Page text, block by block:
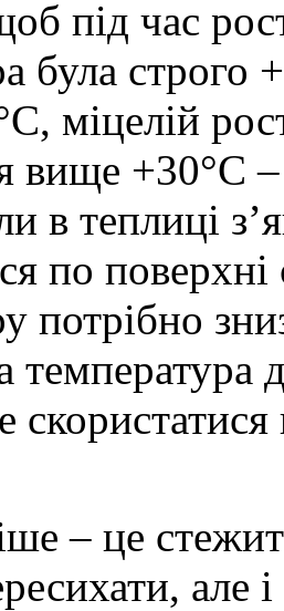
під час
була
міцелій
вище +30°С
в теплиці
по
потрібно
температура
– це
але